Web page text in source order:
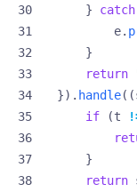
}
catch
e.
}
return
}). handle((
if
(t
}
return